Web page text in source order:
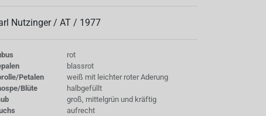
Nutzinger / AT / 1977
rot
blassrot
Petalen
weiß mit leichter roter Aderung
Blüte
halbgefüllt
groß, mittelgrün und kräftig
aufrecht